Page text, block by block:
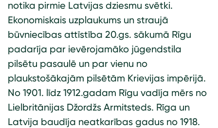
notika pirmie Latvijas dziesmu svētki.
Ekonomiskais uzplaukums un straujā
būvniecības attīstība 20.gs. sākumā Rīgu
padarīja par ievērojamāko jūgendstila
pilsētu pasaulē un par vienu no
plaukstošākajām pilsētām Krievijas impērijā.
No 1901. līdz 1912.gadam Rīgu vadīja mērs no
Lielbritānijas Džordžs Armitsteds. Rīga un
Latvija baudīja neatkarības gadus no 1918.